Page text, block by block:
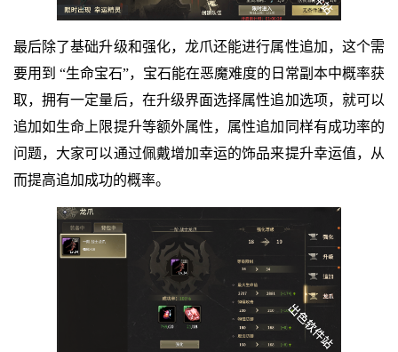
最后除了基础升级和强化，龙爪还能进行属性追加，这个需
要用到 “生命宝石”，宝石能在恶魔难度的日常副本中概率获
取，拥有一定量后，在升级界面选择属性追加选项，就可以
追加如生命上限提升等额外属性，属性追加同样有成功率的
问题，大家可以通过佩戴增加幸运的饰品来提升幸运值，从
而提高追加成功的概率。